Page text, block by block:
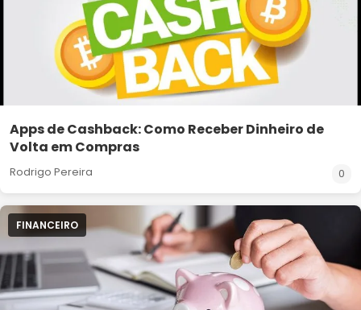
Apps de Cashback: Como Receber Dinheiro de
Volta em Compras
Rodrigo Pereira 0
FINANCEIRO